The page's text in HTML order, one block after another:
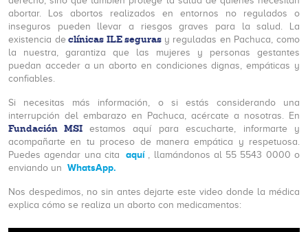
abortar. Los abortos realizados en entornos no regulados o
inseguros pueden llevar a riesgos graves para la salud. La
existencia declínicas ILE seguras y reguladas en Pachuca, como
la nuestra, garantiza que las mujeres y personas gestantes
puedan acceder a un aborto en condiciones dignas, empáticas y
confiables.
Si necesitas más información, o si estás considerando una
interrupción del embarazo en Pachuca, acércate a nosotras. En
Fundación MSI
estamos aquí para escucharte, informarte y
acompañarte en tu proceso de manera empática y respetuosa.
Puedes agendar una cita
aquí , llamándonos al 55 5543 0000 o
enviando un WhatsApp.
Nos despedimos, no sin antes dejarte este video donde la médica
explica cómo se realiza un aborto con medicamentos: